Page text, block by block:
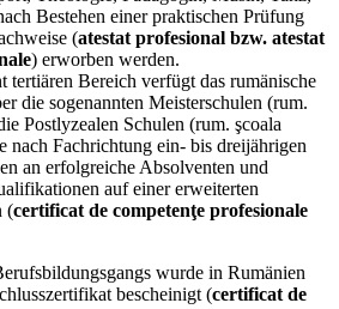
Bestehen einer praktischen Prüfung
(atestat profesional bzw. atestat
) erworben werden.
tertiären Bereich verfügt das rumänische
die sogenannten Meisterschulen (rum.
Postlyzealen Schulen (rum. şcoala
nach Fachrichtung ein- bis dreijährigen
an erfolgreiche Absolventen und
auf einer erweiterten
(certificat de competenţe profesionale
wurde in Rumänien
bescheinigt (certificat de